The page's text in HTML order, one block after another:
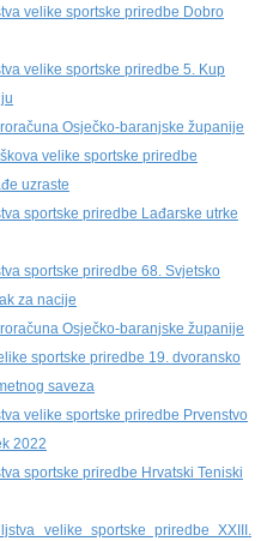
velike sportske priredbe Dobro
velike sportske priredbe 5. Kup
Osječko-baranjske županije
velike sportske priredbe
uzraste
sportske priredbe Lađarske utrke
sportske priredbe 68. Svjetsko
za nacije
Osječko-baranjske županije
sportske priredbe 19. dvoransko
saveza
velike sportske priredbe Prvenstvo
2022
sportske priredbe Hrvatski Teniski
velike sportske priredbe XXIII.